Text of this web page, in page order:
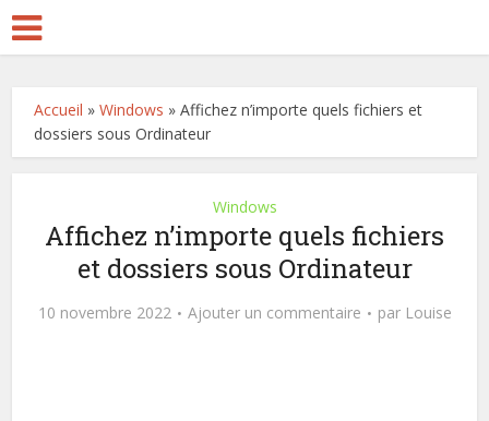
Accueil »Windows »Affichez n’importe quels fichiers et
dossiers sous Ordinateur
Windows
Affichez n’importe quels fichiers
et dossiers sous Ordinateur
10 novembre 2022 Ajouter un commentaire par Louise